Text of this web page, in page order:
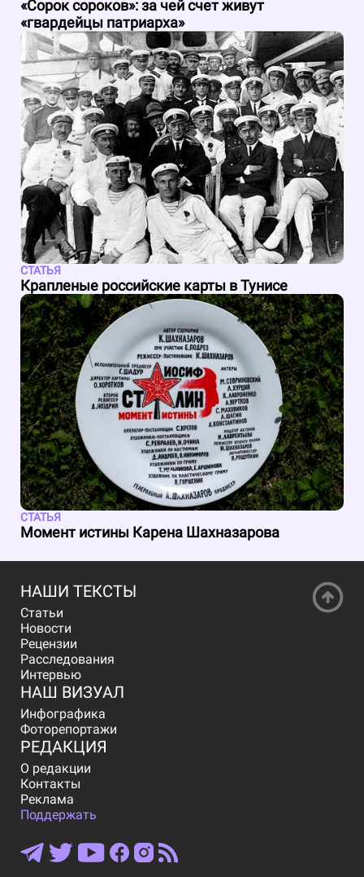
«Сорок сороков»: за чей счет живут
«гвардейцы патриарха»
СТАТЬЯ
Крапленые российские карты в Тунисе
СТАТЬЯ
Момент истины Карена Шахназарова
НАШИ ТЕКСТЫ
Статьи
Новости
Рецензии
Расследования
Интервью
НАШ ВИЗУАЛ
Инфографика
Фоторепортажи
РЕДАКЦИЯ
О редакции
Контакты
Реклама
Поддержать